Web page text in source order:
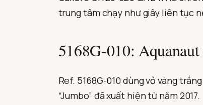
trung tâm chạy như giây liên tục
5168G-010:
Ref. 5168G-010 dùng vỏ vàng
“Jumbo” đã xuất hiện từ năm 2017.